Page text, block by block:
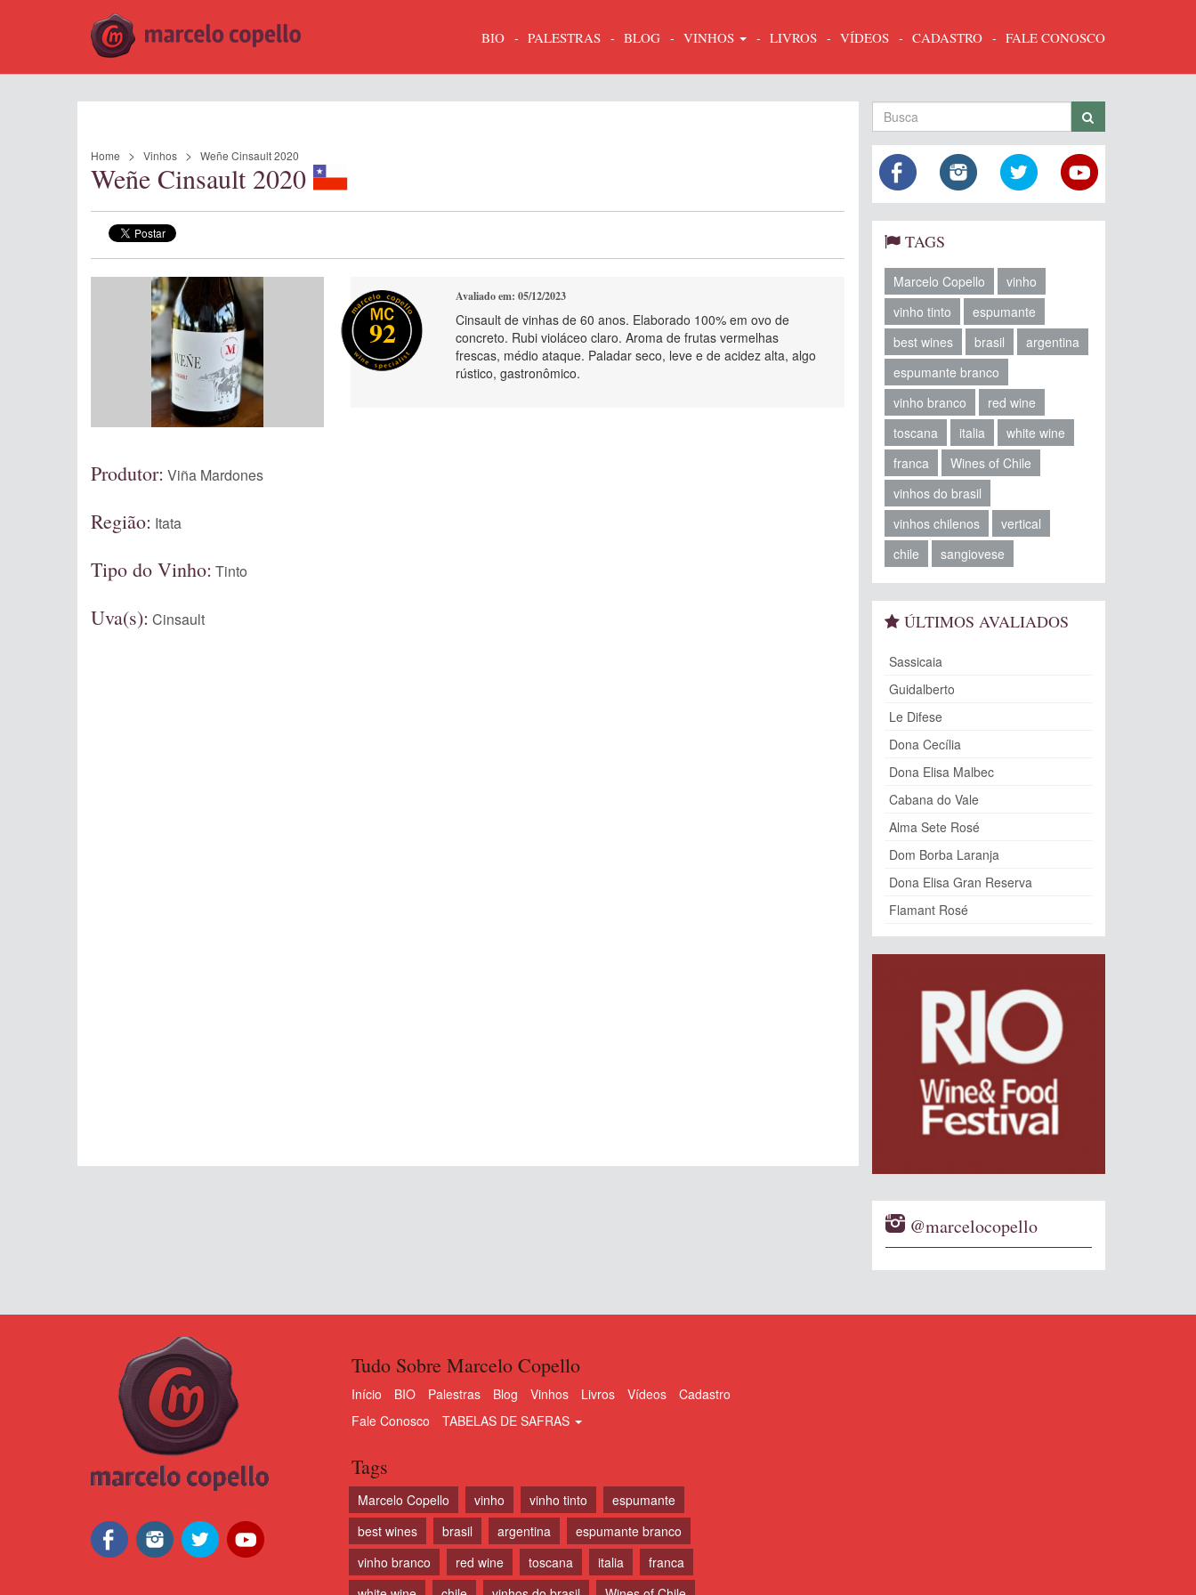
BIO PALESTRAS BLOG VINHOS LIVROS VÍDEOS CADASTRO FALE CONOSCO
Home Vinhos Weñe Cinsault 2020
Weñe Cinsault 2020
92
Avaliado em: 05/12/2023
Cinsault de vinhas de 60 anos. Elaborado 100% em ovo de
concreto. Rubi violáceo claro. Aroma de frutas vermelhas
frescas, médio ataque. Paladar seco, leve e de acidez alta, algo
rústico, gastronômico.
Produtor: Viña Mardones
Região: Itata
Tipo do Vinho: Tinto
Uva(s): Cinsault
TAGS
Marcelo Copello
vinho
vinho tinto
espumante
best wines
brasil
argentina
espumante branco
vinho branco
red wine
toscana
italia
white wine
franca
Wines of Chile
vinhos do brasil
vinhos chilenos
vertical
chile
sangiovese
ÚLTIMOS AVALIADOS
Sassicaia
Guidalberto
Le Difese
Dona Cecília
Dona Elisa Malbec
Cabana do Vale
Alma Sete Rosé
Dom Borba Laranja
Dona Elisa Gran Reserva
Flamant Rosé
@marcelocopello
Tudo Sobre Marcelo Copello
Início BIO Palestras Blog Vinhos Livros Vídeos
Cadastro
Fale Conosco
TABELAS DE SAFRAS
Tags
Marcelo Copello vinho vinho tinto
espumante
best wines
brasil argentina
espumante branco
vinho branco
red wine toscana italia
franca